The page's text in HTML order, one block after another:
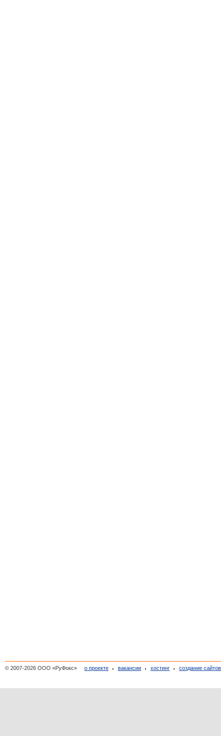
© 2007-2026 ООО «РуФокс» о проекте вакансии хостинг создание сайтов